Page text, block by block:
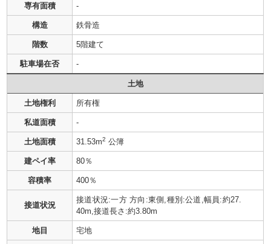
専有面積 -
構造 鉄骨造
階数 5階建て
駐車場在否 -
土地
土地権利 所有権
私道面積 -
土地面積 31.53m2 公簿
建ペイ率 80％
容積率 400％
接道状況
接道状況:一方 方向:東側,種別:公道,幅員:約27.
40m,接道長さ:約3.80m
地目 宅地